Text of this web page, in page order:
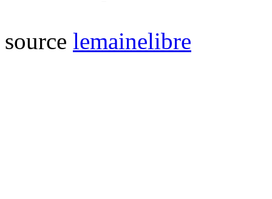
source lemainelibre